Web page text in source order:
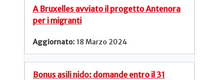
A Bruxelles avviato il progetto Antenora
per i migranti
18 Marzo 2024
Bonus asili nido: domande entro il 31